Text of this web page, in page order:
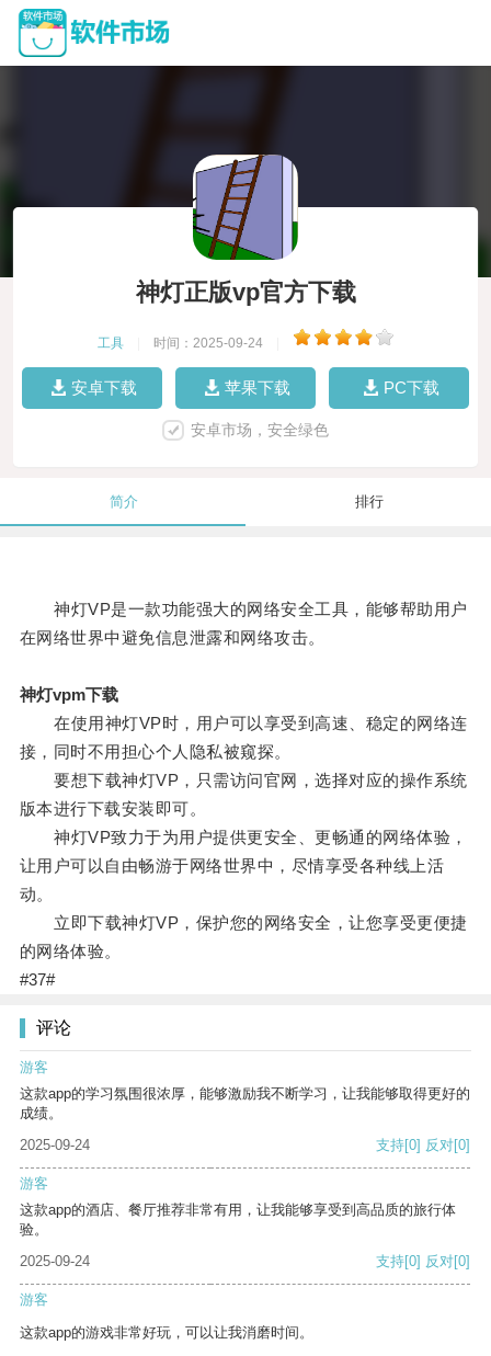
神灯正版vp官方下载
工具 时间：2025-09-24
安卓下载 苹果下载 PC下载
安卓市场，安全绿色
简介 排行
神灯VP是一款功能强大的网络安全工具，能够帮助用户
在网络世界中避免信息泄露和网络攻击。
神灯vpm下载
在使用神灯VP时，用户可以享受到高速、稳定的网络连
接，同时不用担心个人隐私被窥探。
要想下载神灯VP，只需访问官网，选择对应的操作系统
版本进行下载安装即可。
神灯VP致力于为用户提供更安全、更畅通的网络体验，
让用户可以自由畅游于网络世界中，尽情享受各种线上活
动。
立即下载神灯VP，保护您的网络安全，让您享受更便捷
的网络体验。
#37#
评论
游客
这款app的学习氛围很浓厚，能够激励我不断学习，让我能够取得更好的
成绩。
2025-09-24
支持[0] 反对[0]
游客
这款app的酒店、餐厅推荐非常有用，让我能够享受到高品质的旅行体
验。
2025-09-24
支持[0] 反对[0]
游客
这款app的游戏非常好玩，可以让我消磨时间。